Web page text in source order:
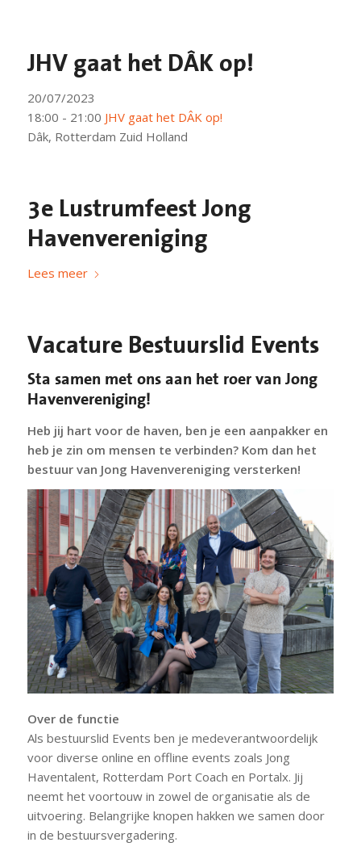
JHV gaat het DÂK op!
20/07/2023
18:00 - 21:00 JHV gaat het DÂK op!
Dâk, Rotterdam Zuid Holland
3e Lustrumfeest Jong
Havenvereniging
Lees meer
Vacature Bestuurslid Events
Sta samen met ons aan het roer van Jong
Havenvereniging!
Heb jij hart voor de haven, ben je een aanpakker en
heb je zin om mensen te verbinden? Kom dan het
bestuur van Jong Havenvereniging versterken!
Over de functie
Als bestuurslid Events ben je medeverantwoordelijk
voor diverse online en offline events zoals Jong
Haventalent, Rotterdam Port Coach en Portalx. Jij
neemt het voortouw in zowel de organisatie als de
uitvoering. Belangrijke knopen hakken we samen door
in de bestuursvergadering.